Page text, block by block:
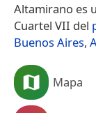
Altamirano es
Cuartel VII del
Buenos Aires,
Mapa